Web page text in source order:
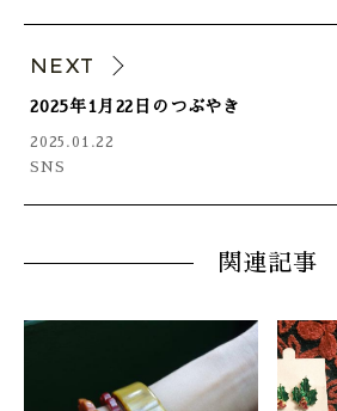
NEXT
2025年1月22日のつぶやき
2025.01.22
SNS
関連記事